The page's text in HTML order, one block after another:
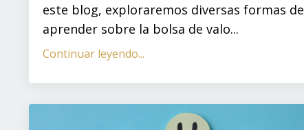
este blog, exploraremos diversas formas de
aprender sobre la bolsa de valo...
Continuar leyendo...